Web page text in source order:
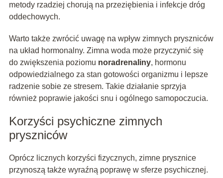
metody rzadziej chorują na przeziębienia i infekcje dróg
oddechowych.
Warto także zwrócić uwagę na wpływ zimnych pryszniców
na układ hormonalny. Zimna woda może przyczynić się
do zwiększenia poziomu noradrenaliny, hormonu
odpowiedzialnego za stan gotowości organizmu i lepsze
radzenie sobie ze stresem. Takie działanie sprzyja
również poprawie jakości snu i ogólnego samopoczucia.
Korzyści psychiczne zimnych
pryszniców
Oprócz licznych korzyści fizycznych, zimne prysznice
przynoszą także wyraźną poprawę w sferze psychicznej.